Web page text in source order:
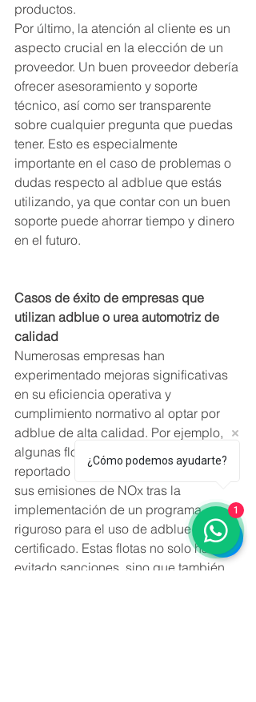
productos.
Por último, la atención al cliente es un
aspecto crucial en la elección de un
proveedor. Un buen proveedor debería
ofrecer asesoramiento y soporte
técnico, así como ser transparente
sobre cualquier pregunta que puedas
tener. Esto es especialmente
importante en el caso de problemas o
dudas respecto al adblue que estás
utilizando, ya que contar con un buen
soporte puede ahorrar tiempo y dinero
en el futuro.
Casos de éxito de empresas que
utilizan adblue o urea automotriz de
calidad
Numerosas empresas han
experimentado mejoras significativas
en su eficiencia operativa y
cumplimiento normativo al optar por
adblue de alta calidad. Por ejemplo,
algunas flotas de transporte han
reportado una reducción notable en
sus emisiones de NOx tras la
implementación de un programa
riguroso para el uso de adblue
certificado. Estas flotas no solo han
evitado sanciones, sino que también
¿Cómo podemos ayudarte?
1